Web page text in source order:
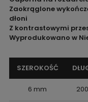
Zaokrąglone
dłoni
Z kontrastowymi
Wyprodukowano w
SZEROKOŚĆ
6 mm